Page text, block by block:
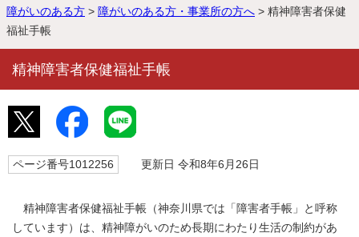
障がいのある方 > 障がいのある方・事業所の方へ > 精神障害者保健
福祉手帳
精神障害者保健福祉手帳
ページ番号1012256 更新日 令和8年6月26日
精神障害者保健福祉手帳（神奈川県では「障害者手帳」と呼称
しています）は、精神障がいのため長期にわたり生活の制約があ